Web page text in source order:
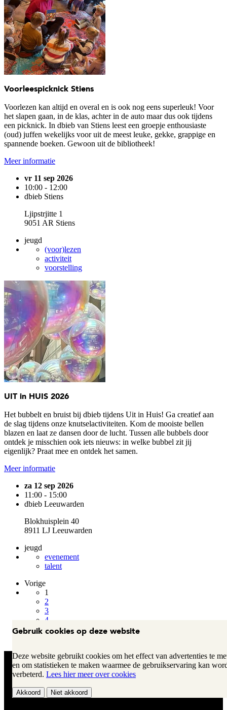
Gebruik cookies op deze website
Deze website gebruikt cookies om het effect van advertenties te
en om statistieken te maken waarmee de gebruikservaring kan
verbeterd. Lees hier meer over cookies
Akkoord Niet akkoord
Voorleespicknick Stiens
Voorlezen kan altijd en overal en is ook nog eens superleuk! Voor
het slapen gaan, in de klas, achter in de auto maar dus ook tijdens
een picknick. In dbieb van Stiens leest een groepje enthousiaste
(oud) juffen wekelijks voor uit de meest leuke, gekke, grappige en
spannende boeken. Gewoon uit de bibliotheek!
Meer informatie
vr 11 sep 2026
10:00 - 12:00
dbieb Stiens
Ljipstrjitte 1
9051 AR Stiens
jeugd
(voor)lezen
activiteit
voorstelling
UIT in HUIS 2026
Het bubbelt en bruist bij dbieb tijdens Uit in Huis! Ga creatief aan
de slag tijdens onze knutselactiviteiten. Kom de mooiste bellen
blazen en laat ze dansen door de lucht. Tussen alle bubbels door
ontdek je misschien ook iets nieuws: in welke bubbel zit jij
eigenlijk? Praat mee en ontdek het samen.
Meer informatie
za 12 sep 2026
11:00 - 15:00
dbieb Leeuwarden
Blokhuisplein 40
8911 LJ Leeuwarden
jeugd
evenement
talent
Vorige
1
2
3
4
5
snel naar ...